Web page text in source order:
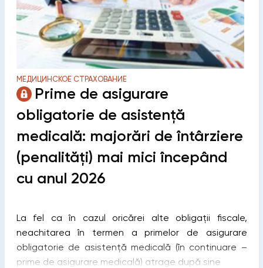
МЕДИЦИНСКОЕ СТРАХОВАНИЕ
Prime de asigurare
obligatorie de asistență
medicală: majorări de întârziere
(penalități) mai mici începând
cu anul 2026
La fel ca în cazul oricărei alte obligații fiscale,
neachitarea în termen a primelor de asigurare
obligatorie de asistenţă medicală (în continuare –
prime de asigurare medicală) atrage după sine